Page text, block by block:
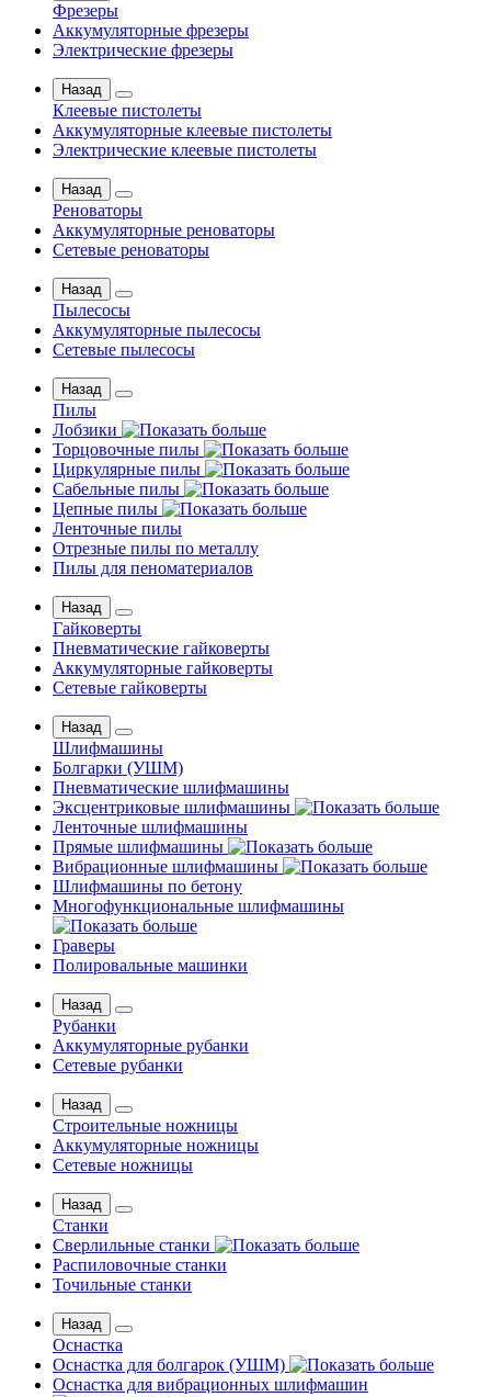
Фрезеры
Аккумуляторные фрезеры
Электрические фрезеры
Назад
Клеевые пистолеты
Аккумуляторные клеевые пистолеты
Электрические клеевые пистолеты
Назад
Реноваторы
Аккумуляторные реноваторы
Сетевые реноваторы
Назад
Пылесосы
Аккумуляторные пылесосы
Сетевые пылесосы
Назад
Пилы
Лобзики
Торцовочные пилы
Циркулярные пилы
Сабельные пилы
Цепные пилы
Ленточные пилы
Отрезные пилы по металлу
Пилы для пеноматериалов
Назад
Гайковерты
Пневматические гайковерты
Аккумуляторные гайковерты
Сетевые гайковерты
Назад
Шлифмашины
Бoлгаpки (УШM)
Пневматические шлифмашины
Эксцентриковые шлифмашины
Ленточные шлифмашины
Прямые шлифмашины
Вибрационные шлифмашины
Шлифмашины по бетону
Многофункциональные шлифмашины
Граверы
Полировальные машинки
Назад
Рубанки
Аккумуляторные рубанки
Сетевые рубанки
Назад
Строительные ножницы
Аккумуляторные ножницы
Сетевые ножницы
Назад
Станки
Сверлильные станки
Распиловочные станки
Точильные станки
Назад
Оснастка
Оснастка для болгарок (УШМ)
Оснастка для вибрационных шлифмашин